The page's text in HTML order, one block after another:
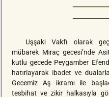
Uşşaki Vakfı olarak
mübarek Miraç gecesi’nde
kutlu gecede Peygamber
hatırlayarak ibadet ve
Gecemiz Aş ikramı ile
tesbihat ve zikir halkasıyla